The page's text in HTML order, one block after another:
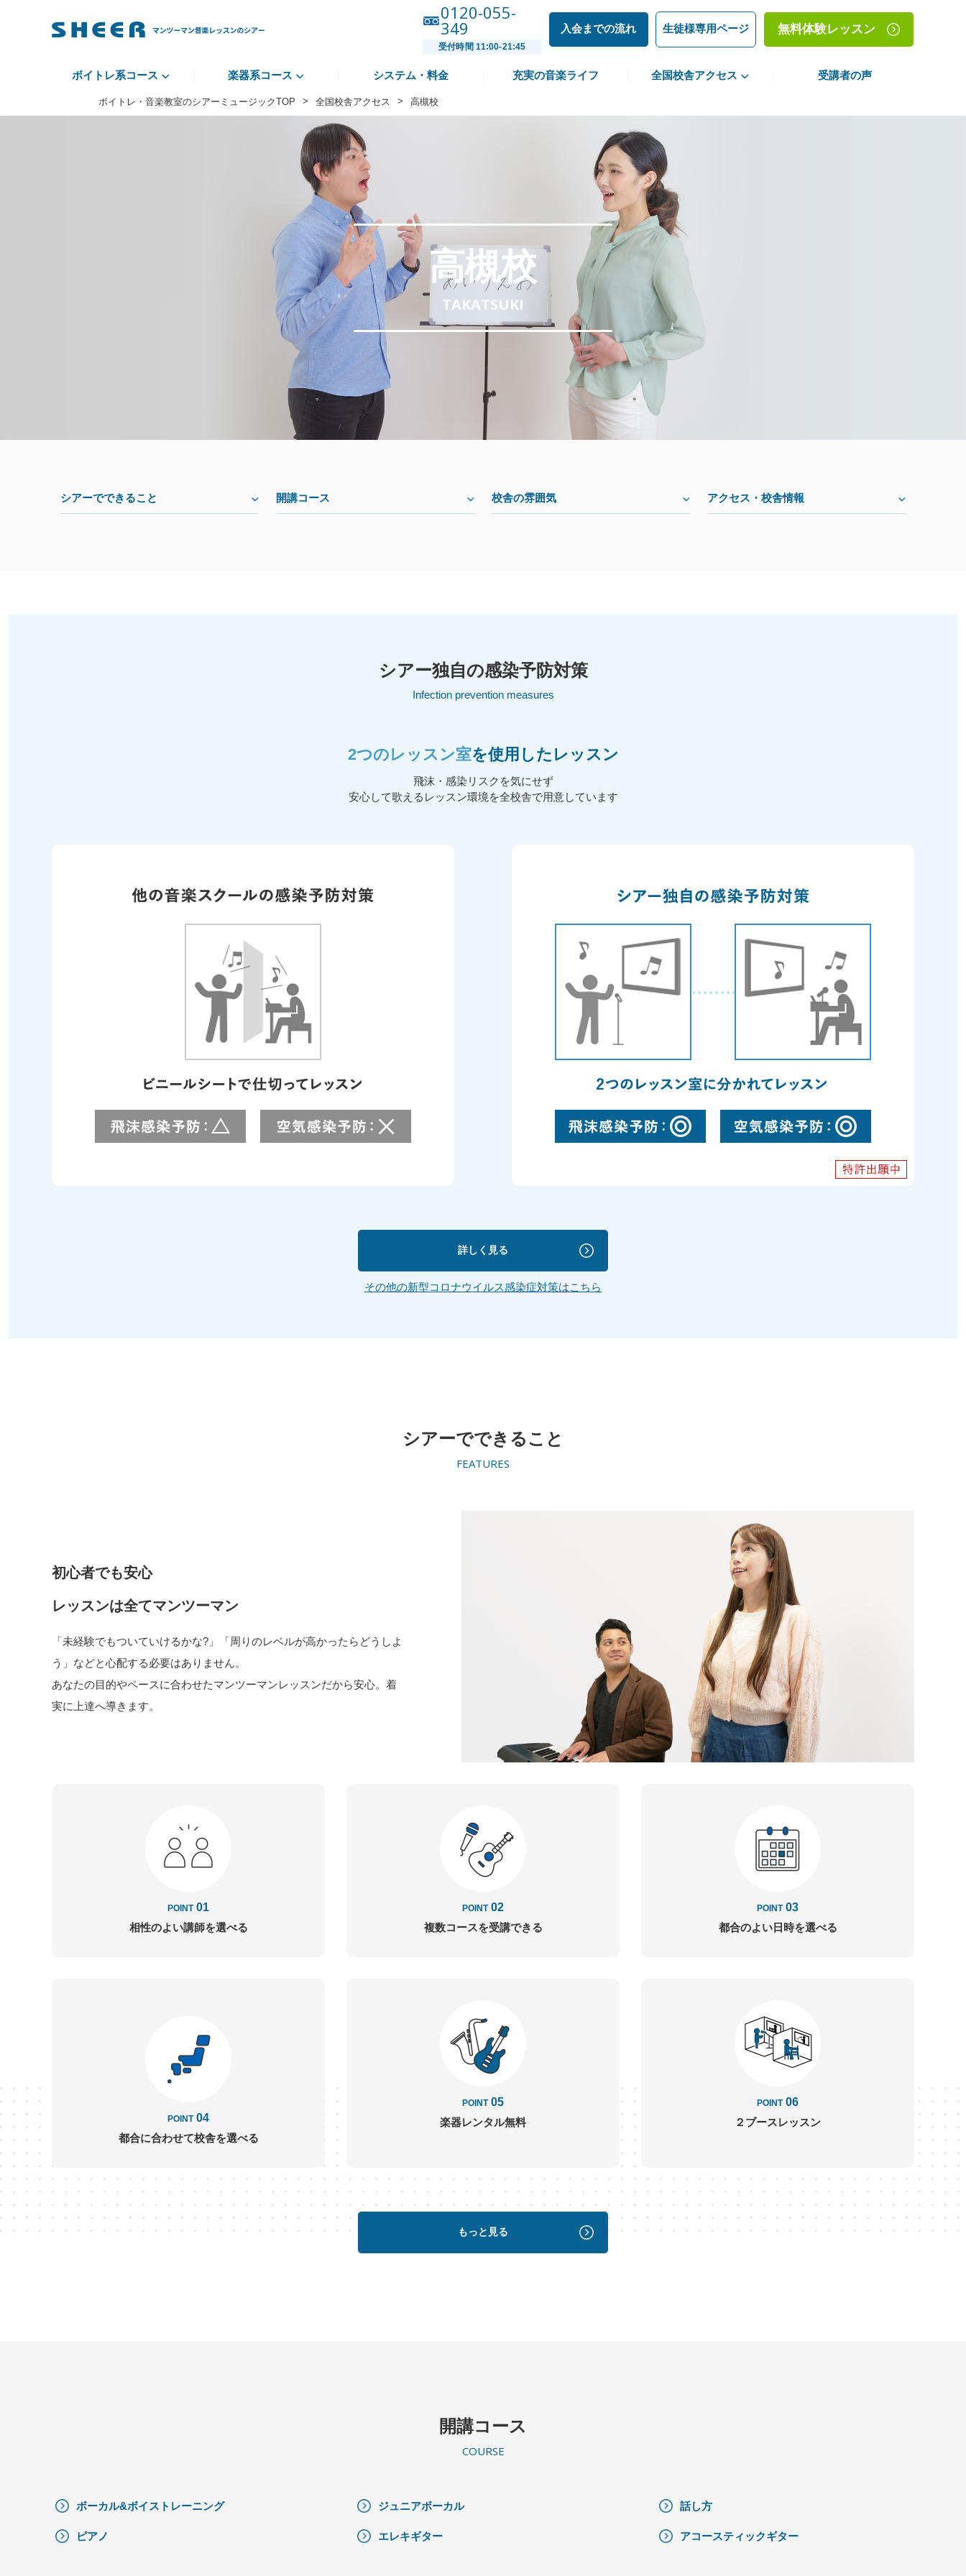
0120-055-
349
受付時間 11:00-21:45
入会までの流れ 生徒様専用ページ 無料体験レッスン
ボイトレ系コース 楽器系コース システム・料金 充実の音楽ライフ 全国校舎アクセス 受講者の声
ボイトレ・音楽教室のシアーミュージックTOP > 全国校舎アクセス > 高槻校
高槻校
TAKATSUKI
シアーでできること 開講コース 校舎の雰囲気 アクセス・校舎情報
シアー独自の感染予防対策
Infection prevention measures
2つのレッスン室を使用したレッスン
飛沫・感染リスクを気にせず
安心して歌えるレッスン環境を全校舎で用意しています
詳しく見る
その他の新型コロナウイルス感染症対策はこちら
シアーでできること
FEATURES
初心者でも安心
レッスンは全てマンツーマン
「未経験でもついていけるかな?」「周りのレベルが高かったらどうしよ
う」などと心配する必要はありません。
あなたの目的やペースに合わせたマンツーマンレッスンだから安心。着
実に上達へ導きます。
POINT01
相性のよい講師を選べる
POINT02
複数コースを受講できる
POINT03
都合のよい日時を選べる
POINT04
都合に合わせて校舎を選べる
POINT05
楽器レンタル無料
POINT06
２ブースレッスン
もっと見る
開講コース
COURSE
ボーカル&ボイストレーニング ジュニアボーカル 話し方
ピアノ エレキギター アコースティックギター